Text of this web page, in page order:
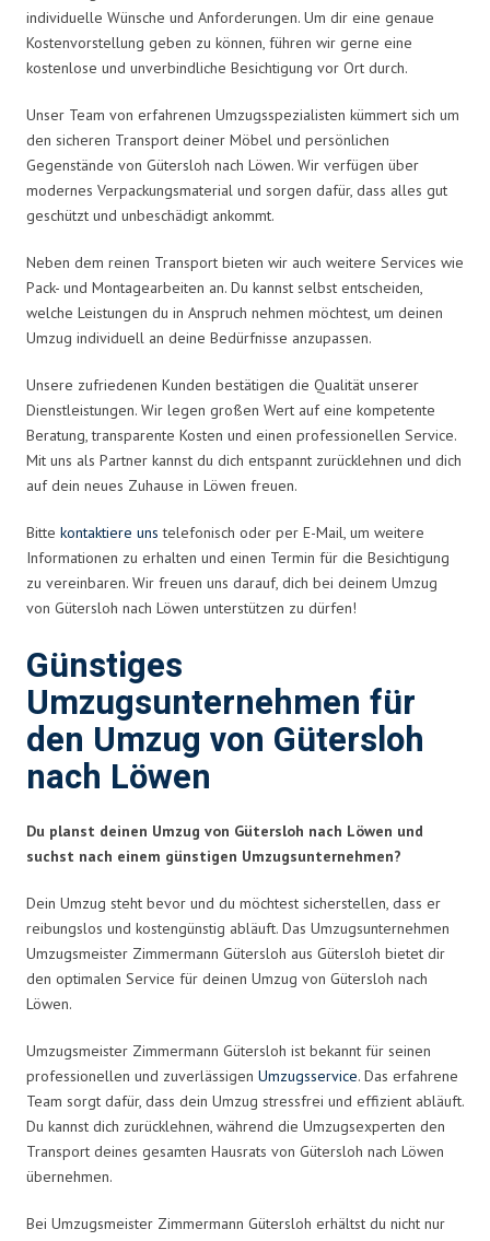
individuelle Wünsche und Anforderungen. Um dir eine genaue
Kostenvorstellung geben zu können, führen wir gerne eine
kostenlose und unverbindliche Besichtigung vor Ort durch.
Unser Team von erfahrenen Umzugsspezialisten kümmert sich um
den sicheren Transport deiner Möbel und persönlichen
Gegenstände von Gütersloh nach Löwen. Wir verfügen über
modernes Verpackungsmaterial und sorgen dafür, dass alles gut
geschützt und unbeschädigt ankommt.
Neben dem reinen Transport bieten wir auch weitere Services wie
Pack- und Montagearbeiten an. Du kannst selbst entscheiden,
welche Leistungen du in Anspruch nehmen möchtest, um deinen
Umzug individuell an deine Bedürfnisse anzupassen.
Unsere zufriedenen Kunden bestätigen die Qualität unserer
Dienstleistungen. Wir legen großen Wert auf eine kompetente
Beratung, transparente Kosten und einen professionellen Service.
Mit uns als Partner kannst du dich entspannt zurücklehnen und dich
auf dein neues Zuhause in Löwen freuen.
Bitte kontaktiere uns telefonisch oder per E-Mail, um weitere
Informationen zu erhalten und einen Termin für die Besichtigung
zu vereinbaren. Wir freuen uns darauf, dich bei deinem Umzug
von Gütersloh nach Löwen unterstützen zu dürfen!
Günstiges
Umzugsunternehmen für
den Umzug von Gütersloh
nach Löwen
Du planst deinen Umzug von Gütersloh nach Löwen und
suchst nach einem günstigen Umzugsunternehmen?
Dein Umzug steht bevor und du möchtest sicherstellen, dass er
reibungslos und kostengünstig abläuft. Das Umzugsunternehmen
Umzugsmeister Zimmermann Gütersloh aus Gütersloh bietet dir
den optimalen Service für deinen Umzug von Gütersloh nach
Löwen.
Umzugsmeister Zimmermann Gütersloh ist bekannt für seinen
professionellen und zuverlässigen Umzugsservice. Das erfahrene
Team sorgt dafür, dass dein Umzug stressfrei und effizient abläuft.
Du kannst dich zurücklehnen, während die Umzugsexperten den
Transport deines gesamten Hausrats von Gütersloh nach Löwen
übernehmen.
Bei Umzugsmeister Zimmermann Gütersloh erhältst du nicht nur